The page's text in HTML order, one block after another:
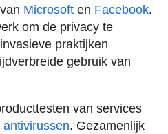
Microsoft en Facebook.
om de privacy te
praktijken
gebruik van
van services
antivirussen. Gezamenlijk